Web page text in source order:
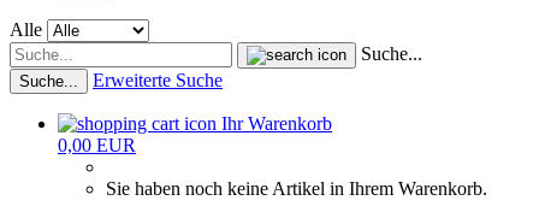
Alle
Suche...
Suche... Erweiterte Suche
Ihr Warenkorb
0,00 EUR
Sie haben noch keine Artikel in Ihrem Warenkorb.